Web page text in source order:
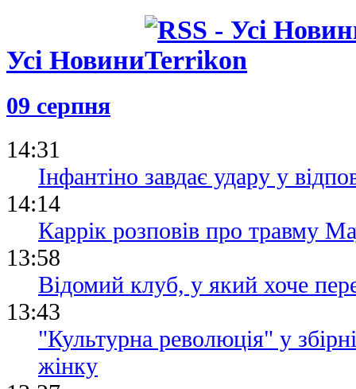
Усі Новини
09 серпня
14:31
Інфантіно завдає удару у
14:14
Каррік розповів про травму
13:58
Відомий клуб, у який хоче
13:43
"Культурна революція" у
жінку